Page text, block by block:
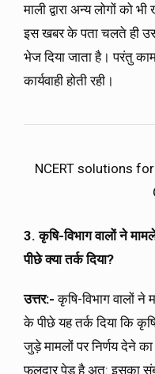
माली द्वारा अन्य लोगों को
इस खबर के पता चलते ही
भेज दिया जाता है। परंतु
कार्यवाही होती रही।
NCERT solutions
3. कृषि-विभाग वालों ने
पीछे क्या तर्क दिया?
उत्तर:- कृषि-विभाग वालों ने
के पीछे यह तर्क दिया कि
जुड़े मामलों पर निर्णय देने
फलदार पेड़ है अत: इसका